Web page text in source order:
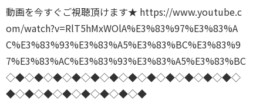
動画を今すぐご視聴頂けます★ https://www.youtube.c
om/watch?v=RlT5hMxWOlA%E3%83%97%E3%83%A
C%E3%83%93%E3%83%A5%E3%83%BC%E3%83%9
7%E3%83%AC%E3%83%93%E3%83%A5%E3%83%BC
◇◆◇◆◇◆◇◆◇◆◇◆◇◆◇◆◇◆◇◆◇◆◇◆◇
◆◇◆◇◆◇◆◇◆◇◆◇◆◇◆